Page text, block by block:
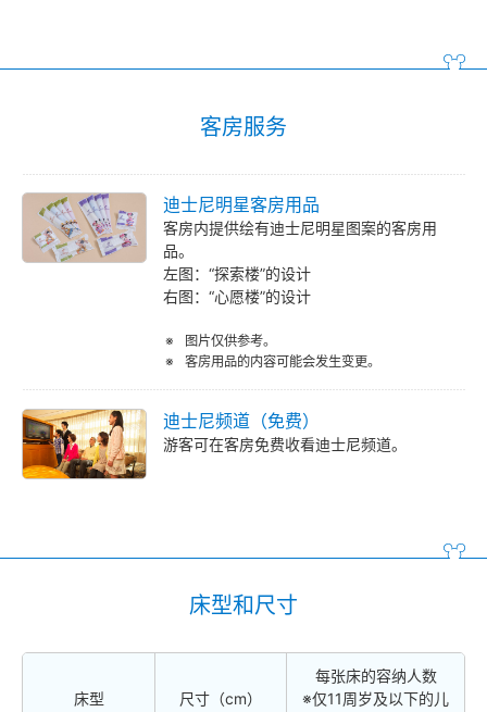
客房服务
迪士尼明星客房用品
客房内提供绘有迪士尼明星图案的客房用
品。
左图：“探索楼”的设计
右图：“心愿楼”的设计
图片仅供参考。
客房用品的内容可能会发生变更。
迪士尼频道（免费）
游客可在客房免费收看迪士尼频道。
床型和尺寸
床型 尺寸（cm）
每张床的容纳人数
※仅11周岁及以下的儿